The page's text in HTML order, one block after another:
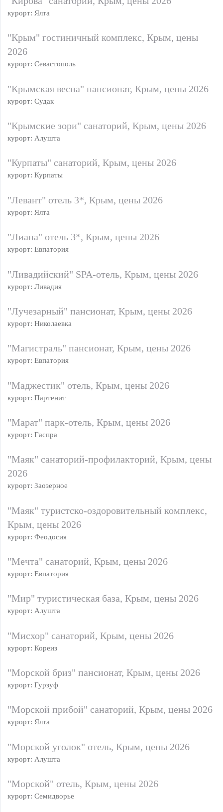
курорт: Ялта
"Крым" гостиничный комплекс, Крым, цены
2026
курорт: Севастополь
"Крымская весна" пансионат, Крым, цены 2026
курорт: Судак
"Крымские зори" санаторий, Крым, цены 2026
курорт: Алушта
"Курпаты" санаторий, Крым, цены 2026
курорт: Курпаты
"Левант" отель 3*, Крым, цены 2026
курорт: Ялта
"Лиана" отель 3*, Крым, цены 2026
курорт: Евпатория
"Ливадийский" SPA-отель, Крым, цены 2026
курорт: Ливадия
"Лучезарный" пансионат, Крым, цены 2026
курорт: Николаевка
"Магистраль" пансионат, Крым, цены 2026
курорт: Евпатория
"Маджестик" отель, Крым, цены 2026
курорт: Партенит
"Марат" парк-отель, Крым, цены 2026
курорт: Гаспра
"Маяк" санаторий-профилакторий, Крым, цены
2026
курорт: Заозерное
"Маяк" туристско-оздоровительный комплекс,
Крым, цены 2026
курорт: Феодосия
"Мечта" санаторий, Крым, цены 2026
курорт: Евпатория
"Мир" туристическая база, Крым, цены 2026
курорт: Алушта
"Мисхор" санаторий, Крым, цены 2026
курорт: Кореиз
"Морской бриз" пансионат, Крым, цены 2026
курорт: Гурзуф
"Морской прибой" санаторий, Крым, цены 2026
курорт: Ялта
"Морской уголок" отель, Крым, цены 2026
курорт: Алушта
"Морской" отель, Крым, цены 2026
курорт: Семидворье